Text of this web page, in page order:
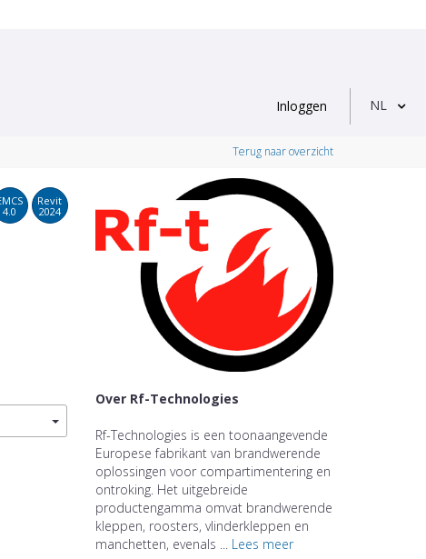
Inloggen NL
Terug naar overzicht
4.0
Revit
2024
Over Rf-Technologies
Rf-Technologies is een toonaangevende
Europese fabrikant van brandwerende
oplossingen voor compartimentering en
ontroking. Het uitgebreide
productengamma omvat brandwerende
kleppen, roosters, vlinderkleppen en
manchetten, evenals ... Lees meer